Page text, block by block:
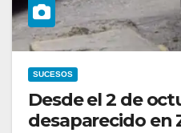
SUCESOS
Desde el 2 de
desaparecido en